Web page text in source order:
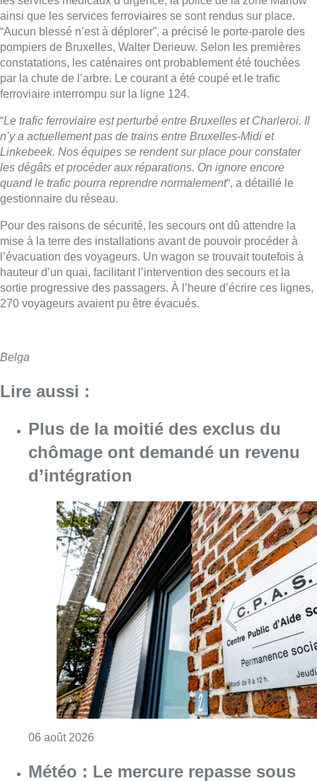
gestionnaire du réseau.
Pour des raisons de sécurité, les secours ont dû attendre la
mise à la terre des installations avant de pouvoir procéder à
l’évacuation des voyageurs. Un wagon se trouvait toutefois à
hauteur d’un quai, facilitant l’intervention des secours et la
sortie progressive des passagers. À l’heure d’écrire ces lignes,
270 voyageurs avaient pu être évacués.
Belga
Lire aussi :
Plus de la moitié des exclus du
chômage ont demandé un revenu
d’intégration
06 août 2026Consulter l'article "Plus de la moitié des
Météo : Le mercure repasse sous
les 25°C à la faveur d’un ciel
partagé